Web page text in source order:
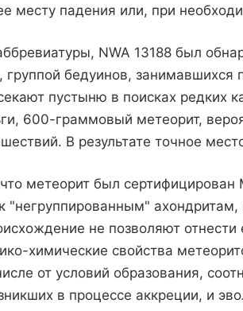
месту падения или, при
NWA 13188 был
группой бедуинов, занимавшихся
пустыню в поисках редких
600-граммовый метеорит,
В результате точное
метеорит был
"негруппированным" ахондритам,
не позволяют
химические свойства
от условий образования,
в процессе аккреции, и